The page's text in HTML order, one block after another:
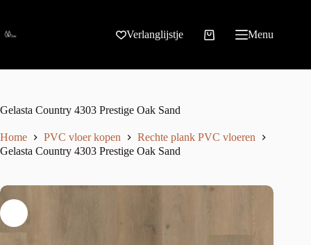
Verlanglijstje Menu
Gelasta Country 4303 Prestige Oak Sand
Home PVC vloer kopen
Rechte plank PVC vloeren
Gelasta Country 4303 Prestige Oak Sand